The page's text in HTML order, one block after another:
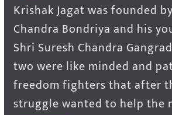
Krishak Jagat was founded
Chandra Bondriya and his
Shri Suresh Chandra
two were like minded and
freedom fighters that after
struggle wanted to help the